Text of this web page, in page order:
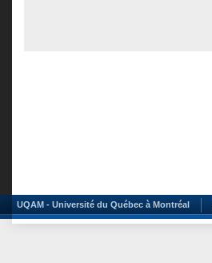
UQAM - Université du Québec à Montréal